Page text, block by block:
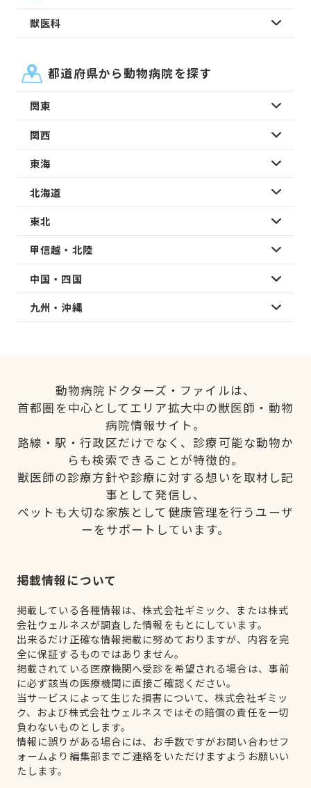
獣医科
都道府県から動物病院を探す
関東
関西
東海
北海道
東北
甲信越・北陸
中国・四国
九州・沖縄
動物病院ドクターズ・ファイルは、
首都圏を中心としてエリア拡大中の獣医師・動物
病院情報サイト。
路線・駅・行政区だけでなく、診療可能な動物か
らも検索できることが特徴的。
獣医師の診療方針や診療に対する想いを取材し記
事として発信し、
ペットも大切な家族として健康管理を行うユーザ
ーをサポートしています。
掲載情報について
掲載している各種情報は、株式会社ギミック、または株式
会社ウェルネスが調査した情報をもとにしています。
出来るだけ正確な情報掲載に努めておりますが、内容を完
全に保証するものではありません。
掲載されている医療機関へ受診を希望される場合は、事前
に必ず該当の医療機関に直接ご確認ください。
当サービスによって生じた損害について、株式会社ギミッ
ク、および株式会社ウェルネスではその賠償の責任を一切
負わないものとします。
情報に誤りがある場合には、お手数ですがお問い合わせフ
ォームより編集部までご連絡をいただけますようお願いい
たします。